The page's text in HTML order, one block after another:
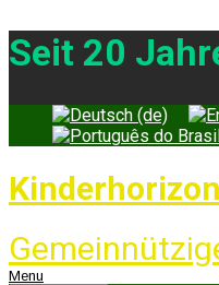
Seit 20
Menu